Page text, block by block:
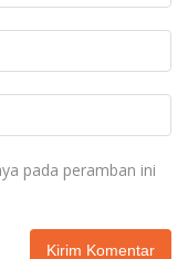
pada peramban ini